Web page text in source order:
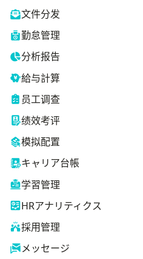
文件分发
勤怠管理
分析报告
給与計算
员工调查
绩效考评
模拟配置
キャリア台帳
学習管理
HRアナリティクス
採用管理
メッセージ